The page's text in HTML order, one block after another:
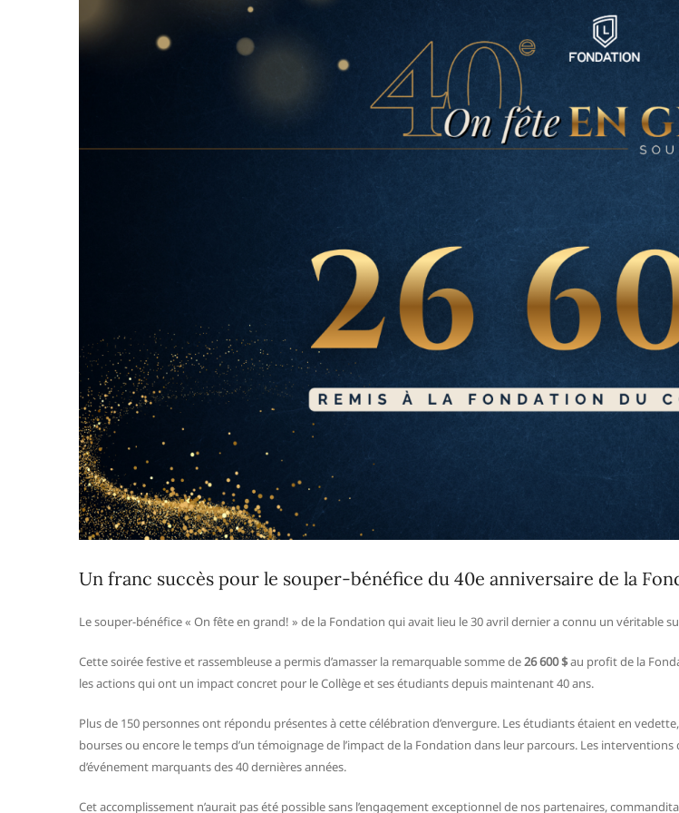
Un franc succès pour le souper-bénéfice du 40e anniversaire de la
Le souper-bénéfice « On fête en grand! » de la Fondation qui avait lieu le 30 avril dernier a connu un véritable
Cette soirée festive et rassembleuse a permis d’amasser la remarquable somme de26 600 $au profit de la
les actions qui ont un impact concret pour le Collège et ses étudiants depuis maintenant 40 ans.
Plus de 150 personnes ont répondu présentes à cette célébration d’envergure. Les étudiants étaient en
bourses ou encore le temps d’un témoignage de l’impact de la Fondation dans leur parcours. Les
d’événement marquants des 40 dernières années.
Cet accomplissement n’aurait pas été possible sans l’engagement exceptionnel de nos partenaires,